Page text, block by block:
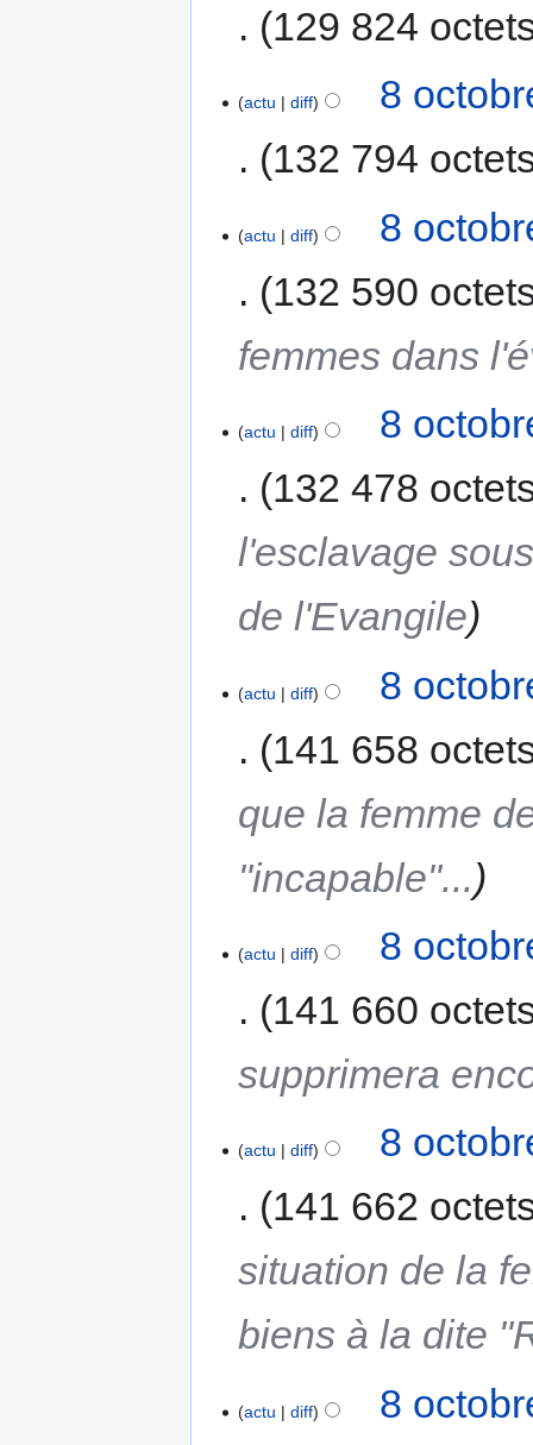
129 824
actu diff
8
132 794
actu diff
8
132 590
femmes dans
actu diff
8
132 478
l'esclavage
de l'Evangile
actu diff
8
141 658
que la femme
"incapable"...
actu diff
8
141 660
supprimera
actu diff
8
141 662
situation de la
biens à la dite
actu diff
8